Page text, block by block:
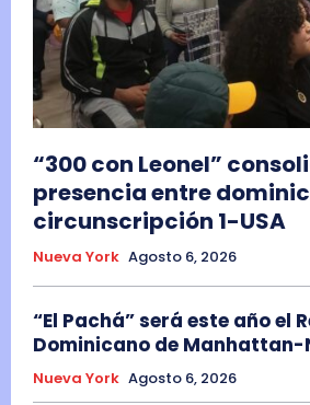
“300 con Leonel”
presencia entre
circunscripción 1-USA
Nueva York Agosto 6, 2026
“El Pachá” será este año el
Dominicano de Manhattan-
Nueva York Agosto 6, 2026